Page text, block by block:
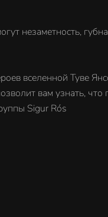
незаметность,
вселенной Туве
вам узнать, что
Sigur Rós